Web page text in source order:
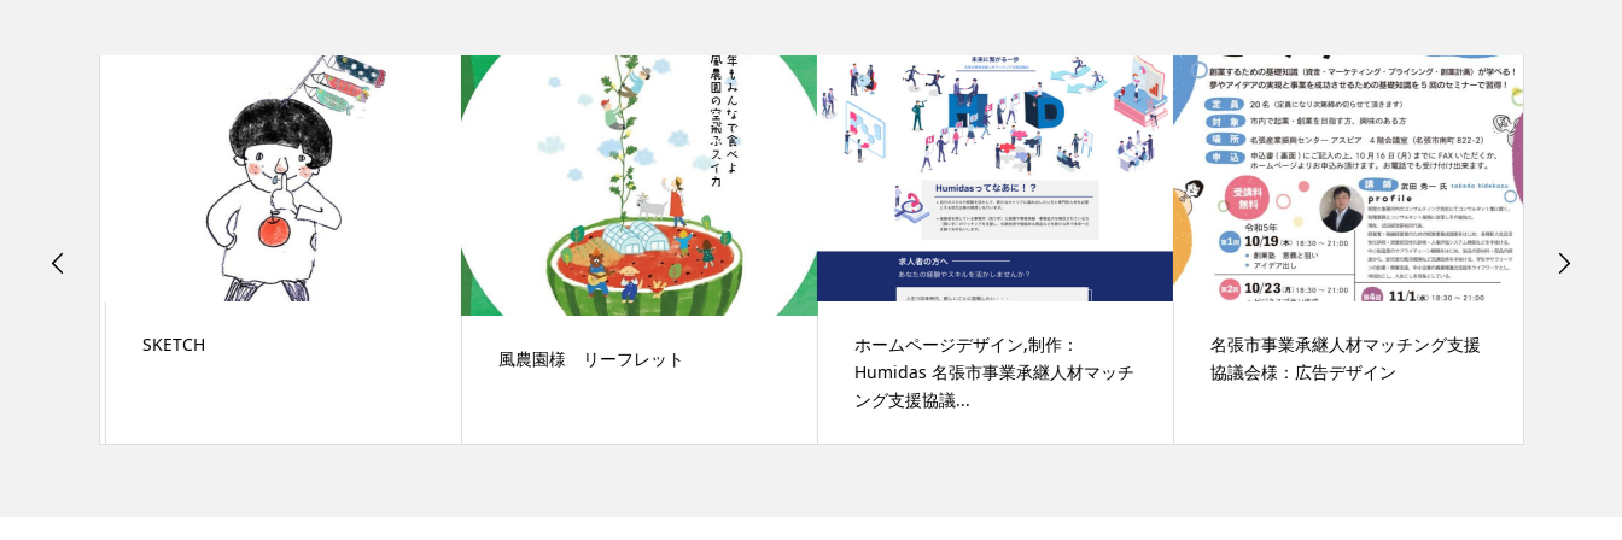
SKETCH
風農園様 リーフレット
ホームページデザイン,制作：
Humidas 名張市事業承継人材マッチ
ング支援協議...
名張市事業承継人材マッチング支援
協議会様：広告デザイン